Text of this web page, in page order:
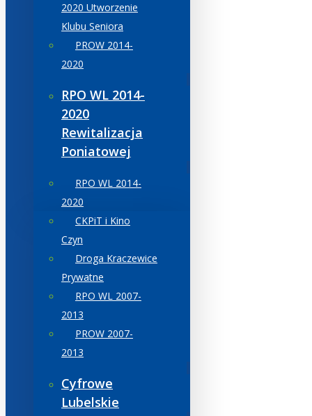
2020 Utworzenie
Klubu Seniora
PROW 2014-
2020
RPO WL 2014-
2020
Rewitalizacja
Poniatowej
RPO WL 2014-
2020
CKPiT i Kino
Czyn
Droga Kraczewice
Prywatne
RPO WL 2007-
2013
PROW 2007-
2013
Cyfrowe
Lubelskie